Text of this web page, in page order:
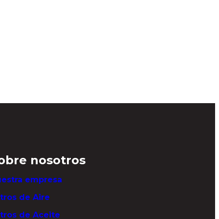
nosotros
empresa
de Aire
de Aceite